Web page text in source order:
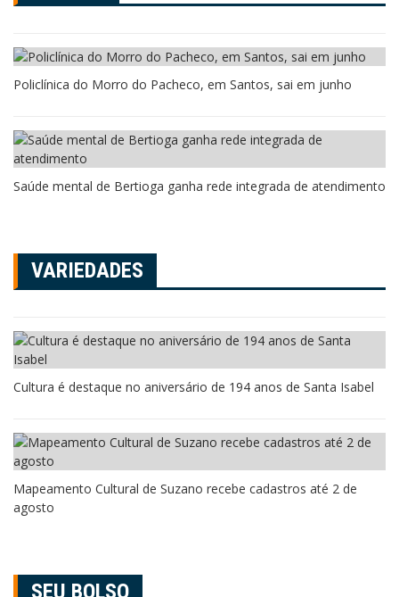
Policlínica do Morro do Pacheco, em Santos, sai em junho
Saúde mental de Bertioga ganha rede integrada de atendimento
VARIEDADES
Cultura é destaque no aniversário de 194 anos de Santa Isabel
Mapeamento Cultural de Suzano recebe cadastros até 2 de
agosto
SEU BOLSO